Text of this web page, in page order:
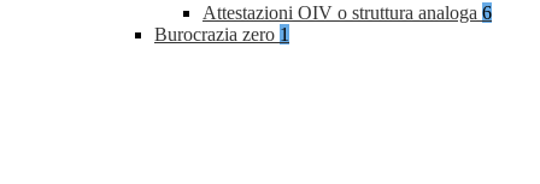
Attestazioni OIV o struttura analoga 6
Burocrazia zero 1